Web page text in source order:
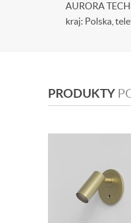
AURORA
kraj: Polska,
PRODUKTY